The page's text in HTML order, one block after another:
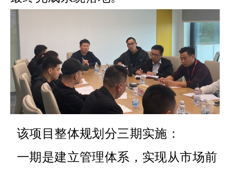
该项目整体规划分三期实施：
一期是建立管理体系，实现从市场前